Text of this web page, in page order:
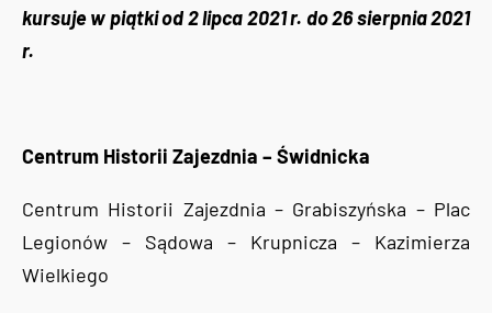
kursuje w piątki od 2 lipca 2021 r. do 26 sierpnia 2021
r.
Centrum Historii Zajezdnia – Świdnicka
Centrum Historii Zajezdnia – Grabiszyńska – Plac
Legionów – Sądowa – Krupnicza – Kazimierza
Wielkiego